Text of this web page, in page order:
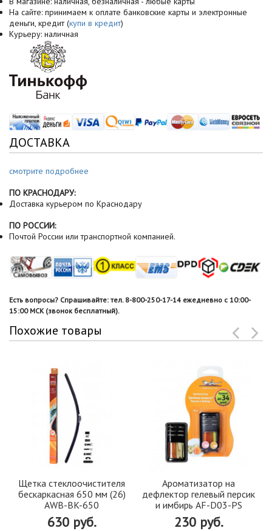
На сайте: принимаем к оплате банковские карты и электронные
деньги, кредит (купи в кредит)
Курьеру: наличная
ДОСТАВКА
смотрите подробнее
ПО КРАСНОДАРУ:
Доставка курьером по Краснодару
ПО РОССИИ:
Почтой России или транспортной компанией.
Есть вопросы? Спрашивайте: тел. 8-800-250-17-14 ежедневно с 10:00-
15:00 МСК (звонок бесплатный).
Похожие товары
Щетка стеклоочистителя
бескаркасная 650 мм (26)
AWB-BK-650
630 руб.
Ароматизатор на
дефлектор гелевый персик
и имбирь AF-D03-PS
230 руб.